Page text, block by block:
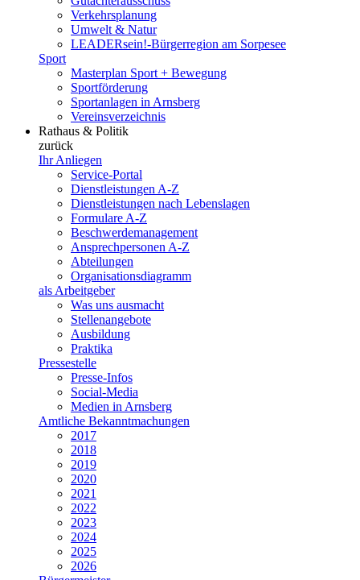
Verkehrsplanung
Umwelt & Natur
LEADERsein!-Bürgerregion am Sorpesee
Sport
Masterplan Sport + Bewegung
Sportförderung
Sportanlagen in Arnsberg
Vereinsverzeichnis
Rathaus & Politik
zurück
Ihr Anliegen
Service-Portal
Dienstleistungen A-Z
Dienstleistungen nach Lebenslagen
Formulare A-Z
Beschwerdemanagement
Ansprechpersonen A-Z
Abteilungen
Organisationsdiagramm
als Arbeitgeber
Was uns ausmacht
Stellenangebote
Ausbildung
Praktika
Pressestelle
Presse-Infos
Social-Media
Medien in Arnsberg
Amtliche Bekanntmachungen
2017
2018
2019
2020
2021
2022
2023
2024
2025
2026